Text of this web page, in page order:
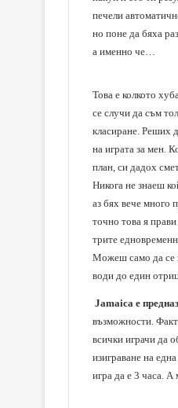
печели
но поне да бяха
а именно че…
Това е колкото
се случи да съм
класиране. Реших
на играта за мен.
план, си дадох
Никога не знаеш
аз бях вече много
точно това я
трите
Можеш само да се
води до един
Jamaica e
възможности.
всички играчи да
изиграване на
игра да е 3 часа. А